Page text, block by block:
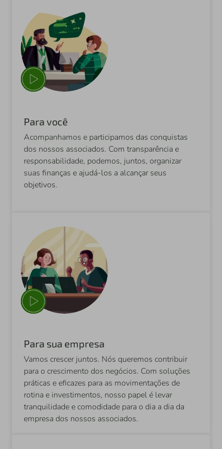
Para você
Acompanhamos e participamos das conquistas
dos nossos associados. Com transparência e
responsabilidade, podemos, juntos, organizar
suas finanças e ajudá-los a alcançar seus
objetivos.
Para sua empresa
Vamos crescer juntos. Nós queremos contribuir
para o crescimento dos negócios. Com soluções
práticas e eficazes para as movimentações de
rotina e investimentos, nosso papel é levar
tranquilidade e comodidade para o dia a dia da
empresa dos nossos associados.